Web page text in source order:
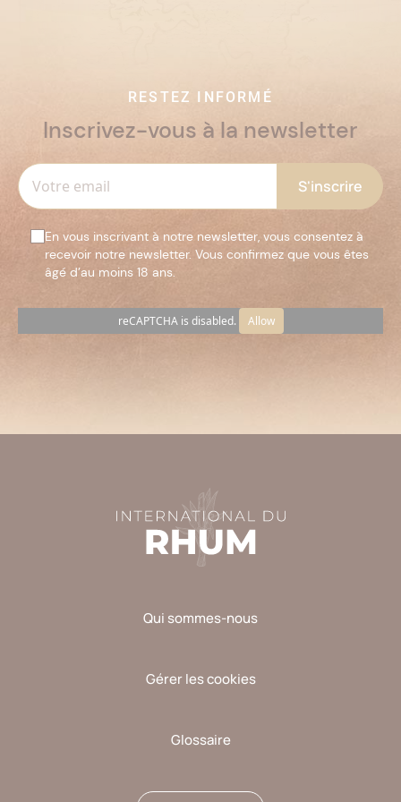
RESTEZ INFORMÉ
Inscrivez-vous à la newsletter
En vous inscrivant à notre newsletter, vous consentez à
recevoir notre newsletter. Vous confirmez que vous êtes
âgé d’au moins 18 ans.
reCAPTCHA is disabled. Allow
vide.
Qui sommes-nous
Gérer les cookies
Glossaire